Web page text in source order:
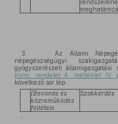
3. Az Állami
népegészségügyi
gyógyszerészeti
Korm. rendelet 4. melléklet IV.
következő sor lép:
(Bevonás és
közreműködés
feltétele
Szakkérdés